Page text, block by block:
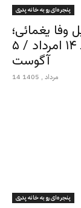
پنجره‌ای رو به خانه پدری
وفا یغمائی؛
جایگاه شاهزاده و آینده جنبش ـ ۱۴ امرداد / ۵
آگوست
14 مرداد , 1405
پنجره‌ای رو به خانه پدری